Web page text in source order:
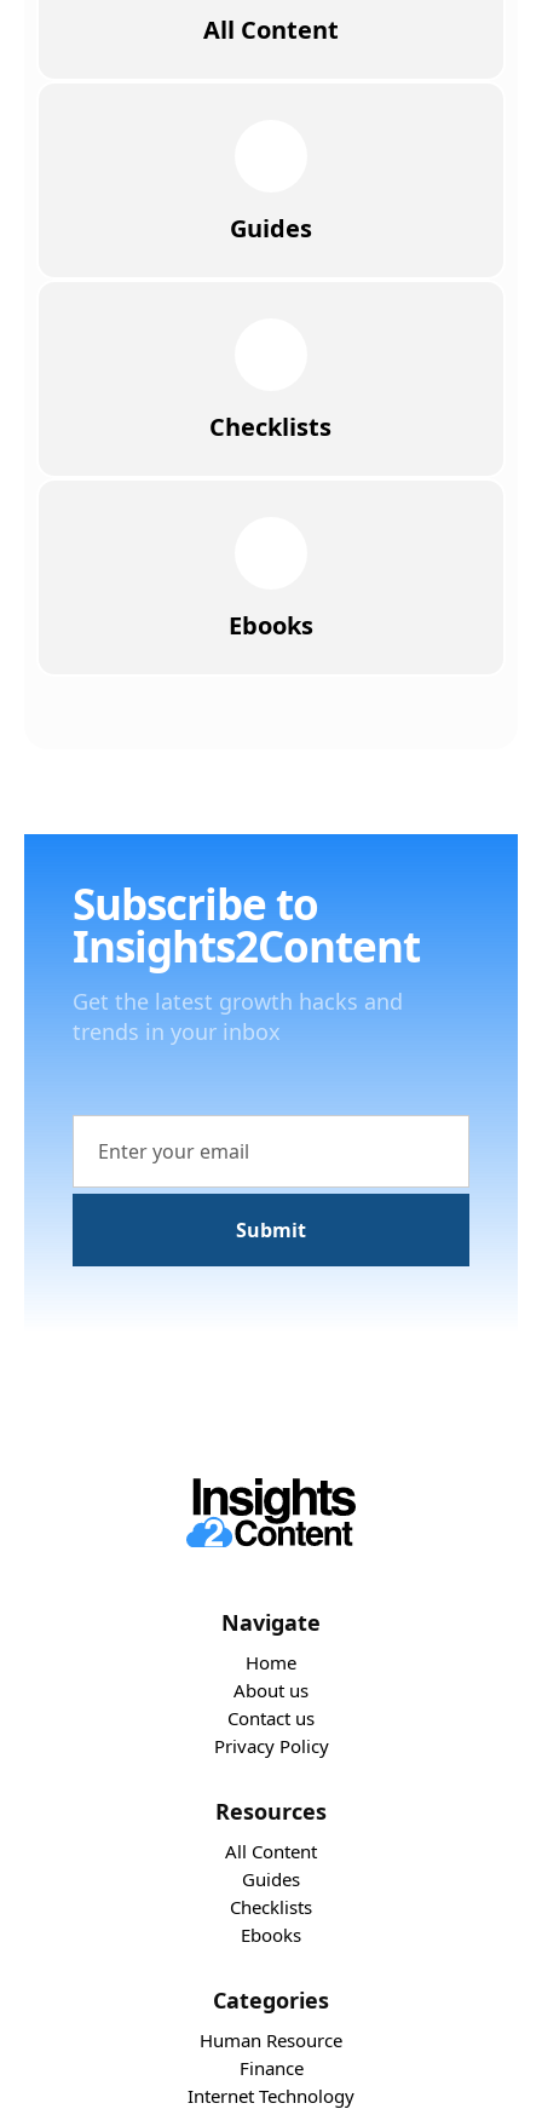
All Content
Guides
Checklists
Ebooks
Subscribe to
Insights2Content
Get the latest growth hacks and
trends in your inbox
Navigate
Home
About us
Contact us
Privacy Policy
Resources
All Content
Guides
Checklists
Ebooks
Categories
Human Resource
Finance
Internet Technology